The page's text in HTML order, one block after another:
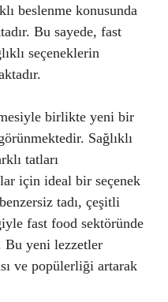
beslenme konusunda
Bu sayede, fast
seçeneklerin
birlikte yeni bir
Sağlıklı
tatları
için ideal bir seçenek
tadı, çeşitli
fast food sektöründe
Bu yeni lezzetler
ve popülerliği artarak